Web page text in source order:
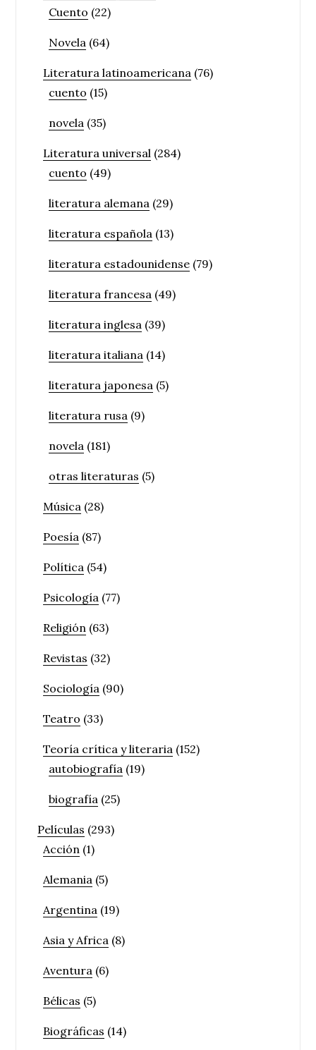
Cuento (22)
Novela (64)
Literatura latinoamericana (76)
cuento (15)
novela (35)
Literatura universal (284)
cuento (49)
literatura alemana (29)
literatura española (13)
literatura estadounidense (79)
literatura francesa (49)
literatura inglesa (39)
literatura italiana (14)
literatura japonesa (5)
literatura rusa (9)
novela (181)
otras literaturas (5)
Música (28)
Poesía (87)
Política (54)
Psicología (77)
Religión (63)
Revistas (32)
Sociología (90)
Teatro (33)
Teoría crítica y literaria (152)
autobiografía (19)
biografía (25)
Películas (293)
Acción (1)
Alemania (5)
Argentina (19)
Asia y Africa (8)
Aventura (6)
Bélicas (5)
Biográficas (14)